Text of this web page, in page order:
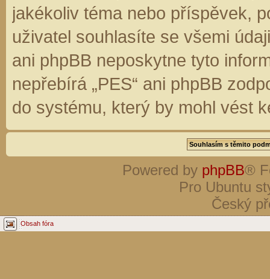
jakékoliv téma nebo příspěvek,
uživatel souhlasíte se všemi
ani phpBB neposkytne tyto
nepřebírá „PES“ ani phpBB
do systému, který by mohl vést
Powered by phpBB®
Pro Ubuntu
Český
Obsah fóra